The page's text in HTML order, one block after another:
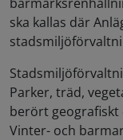
ska kallas där
Parker, träd,
berört geografiskt
Vinter- och